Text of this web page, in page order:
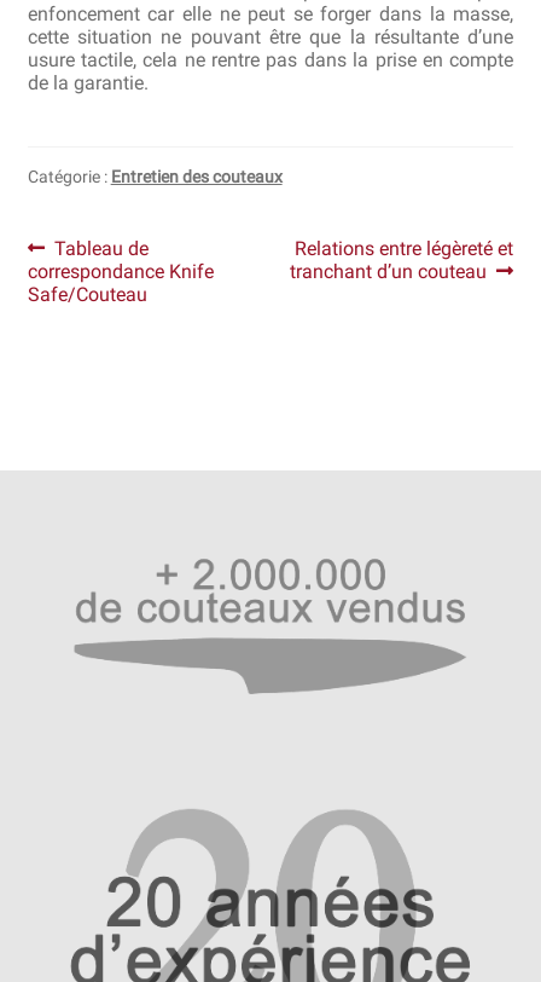
enfoncement car elle ne peut se forger dans la masse,
cette situation ne pouvant être que la résultante d’une
usure tactile, cela ne rentre pas dans la prise en compte
de la garantie.
Catégorie : Entretien des couteaux
Navigation
de
Article
précédent :
Tableau de
correspondance Knife
Safe/Couteau
Article
suivant :
Relations entre légèreté et
tranchant d’un couteau